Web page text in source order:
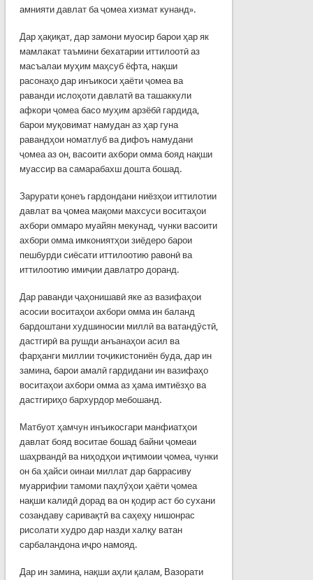
амнияти давлат ба ҷомеа хизмат кунанд».
Дар ҳақиқат, дар замони муосир барои ҳар як
мамлакат таъмини бехатарии иттилоотӣ аз
масъалаи муҳим маҳсуб ёфта, нақши
расонаҳо дар инъикоси ҳаёти ҷомеа ва
раванди ислоҳоти давлатӣ ва ташаккули
афкори ҷомеа басо муҳим арзёбӣ гардида,
барои муқовимат намудан аз ҳар гуна
равандҳои номатлуб ва дифоъ намудани
ҷомеа аз он, васоити ахбори омма бояд нақши
муассир ва самарабахш дошта бошад.
Зарурати қонеъ гардондани ниёзҳои иттилотии
давлат ва ҷомеа мақоми махсуси воситаҳои
ахбори оммаро муайян мекунад, чунки васоити
ахбори омма имкониятҳои зиёдеро барои
пешбурди сиёсати иттилоотию равонӣ ва
иттилоотию имиҷии давлатро доранд.
Дар раванди ҷаҳонишавӣ яке аз вазифаҳои
асосии воситаҳои ахбори омма ин баланд
бардоштани худшиносии миллӣ ва ватандӯстӣ,
дастгирӣ ва рушди анъанаҳои асил ва
фарҳанги миллии тоҷикистониён буда, дар ин
замина, барои амалӣ гардидани ин вазифаҳо
воситаҳои ахбори омма аз ҳама имтиёзҳо ва
дастгириҳо бархурдор мебошанд.
Матбуот ҳамчун инъикосгари манфиатҳои
давлат бояд воситае бошад байни ҷомеаи
шаҳрвандӣ ва ниҳодҳои иҷтимоии ҷомеа, чунки
он ба ҳайси оинаи миллат дар баррасиву
муаррифии тамоми паҳлӯҳои ҳаёти ҷомеа
нақши калидӣ дорад ва он қодир аст бо сухани
созандаву саривақтӣ ва саҳеҳу нишонрас
рисолати худро дар назди халқу ватан
сарбаландона иҷро намояд.
Дар ин замина, нақши аҳли қалам, Вазорати